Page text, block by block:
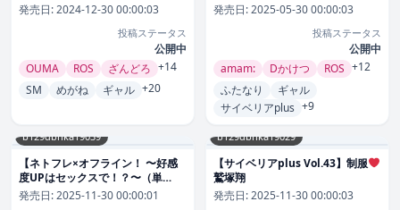
発売日:2024-12-30 00:00:03
投稿ステータス
公開中
OUMA
ROS ざんどろ +14
SM
めがね ギャル +20
発売日:2025-05-30 00:00:03
投稿ステータス
公開中
amam:
Dかけつ ROS +12
ふたなり
ギャル
サイベリアplus +9
b129dbnka19039
【ネトフレ×オフライン！ 〜好感
度UPはセックスで！？〜（単
話）】単話
浦上そそぎ
発売日:2025-11-30 00:00:01
b129dbnka19029
【サイベリアplus Vol.43】制服
鷲塚翔
発売日:2025-11-30 00:00:03